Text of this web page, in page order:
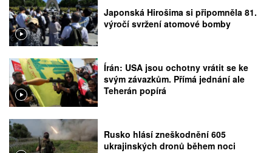
Japonská Hirošima si připomněla 81.
výročí svržení atomové bomby
Írán: USA jsou ochotny vrátit se ke
svým závazkům. Přímá jednání ale
Teherán popírá
Rusko hlásí zneškodnění 605
ukrajinských dronů během noci